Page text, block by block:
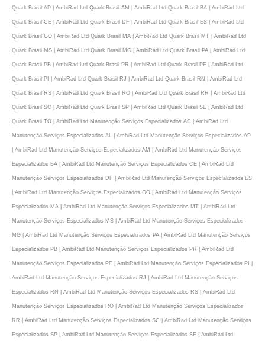
Quark Brasil AP | AmbiRad Ltd Quark Brasil AM | AmbiRad Ltd Quark Brasil BA | AmbiRad Ltd
Quark Brasil CE | AmbiRad Ltd Quark Brasil DF | AmbiRad Ltd Quark Brasil ES | AmbiRad Ltd
Quark Brasil GO | AmbiRad Ltd Quark Brasil MA | AmbiRad Ltd Quark Brasil MT | AmbiRad Ltd
Quark Brasil MS | AmbiRad Ltd Quark Brasil MG | AmbiRad Ltd Quark Brasil PA | AmbiRad Ltd
Quark Brasil PB | AmbiRad Ltd Quark Brasil PR | AmbiRad Ltd Quark Brasil PE | AmbiRad Ltd
Quark Brasil PI | AmbiRad Ltd Quark Brasil RJ | AmbiRad Ltd Quark Brasil RN | AmbiRad Ltd
Quark Brasil RS | AmbiRad Ltd Quark Brasil RO | AmbiRad Ltd Quark Brasil RR | AmbiRad Ltd
Quark Brasil SC | AmbiRad Ltd Quark Brasil SP | AmbiRad Ltd Quark Brasil SE | AmbiRad Ltd
Quark Brasil TO | AmbiRad Ltd Manutenção Serviços Especializados AC | AmbiRad Ltd
Manutenção Serviços Especializados AL | AmbiRad Ltd Manutenção Serviços Especializados AP
| AmbiRad Ltd Manutenção Serviços Especializados AM | AmbiRad Ltd Manutenção Serviços
Especializados BA | AmbiRad Ltd Manutenção Serviços Especializados CE | AmbiRad Ltd
Manutenção Serviços Especializados DF | AmbiRad Ltd Manutenção Serviços Especializados ES
| AmbiRad Ltd Manutenção Serviços Especializados GO | AmbiRad Ltd Manutenção Serviços
Especializados MA | AmbiRad Ltd Manutenção Serviços Especializados MT | AmbiRad Ltd
Manutenção Serviços Especializados MS | AmbiRad Ltd Manutenção Serviços Especializados
MG | AmbiRad Ltd Manutenção Serviços Especializados PA | AmbiRad Ltd Manutenção Serviços
Especializados PB | AmbiRad Ltd Manutenção Serviços Especializados PR | AmbiRad Ltd
Manutenção Serviços Especializados PE | AmbiRad Ltd Manutenção Serviços Especializados PI |
AmbiRad Ltd Manutenção Serviços Especializados RJ | AmbiRad Ltd Manutenção Serviços
Especializados RN | AmbiRad Ltd Manutenção Serviços Especializados RS | AmbiRad Ltd
Manutenção Serviços Especializados RO | AmbiRad Ltd Manutenção Serviços Especializados
RR | AmbiRad Ltd Manutenção Serviços Especializados SC | AmbiRad Ltd Manutenção Serviços
Especializados SP | AmbiRad Ltd Manutenção Serviços Especializados SE | AmbiRad Ltd